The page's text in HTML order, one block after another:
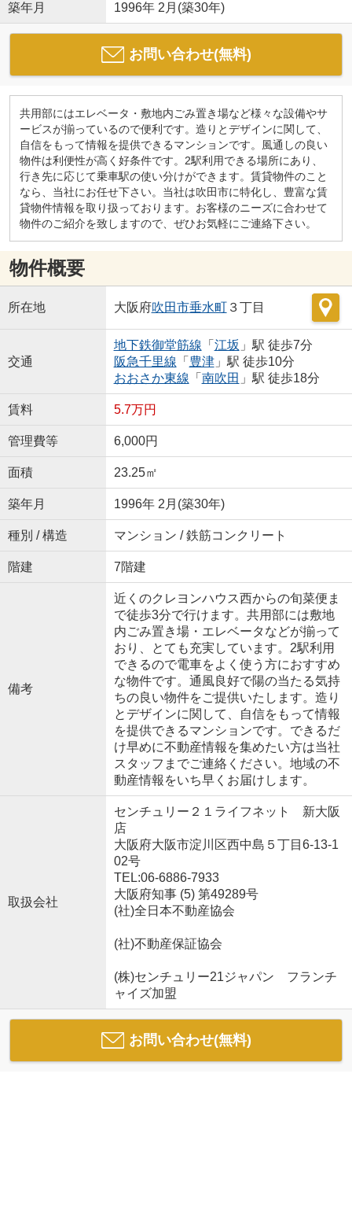
築年月 1996年 2月(築30年)
お問い合わせ(無料)
共用部にはエレベータ・敷地内ごみ置き場など様々な設備やサ
ービスが揃っているので便利です。造りとデザインに関して、
自信をもって情報を提供できるマンションです。風通しの良い
物件は利便性が高く好条件です。2駅利用できる場所にあり、
行き先に応じて乗車駅の使い分けができます。賃貸物件のこと
なら、当社にお任せ下さい。当社は吹田市に特化し、豊富な賃
貸物件情報を取り扱っております。お客様のニーズに合わせて
物件のご紹介を致しますので、ぜひお気軽にご連絡下さい。
物件概要
所在地 大阪府吹田市垂水町３丁目
交通
地下鉄御堂筋線 「 江坂 」駅 徒歩7分
阪急千里線 「 豊津」駅 徒歩10分
おおさか東線 「 南吹田 」駅 徒歩18分
賃料 5.7万円
管理費等 6,000円
面積 23.25㎡
築年月 1996年 2月(築30年)
種別 / 構造 マンション / 鉄筋コンクリート
階建 7階建
備考
近くのクレヨンハウス西からの旬菜便ま
で徒歩3分で行けます。共用部には敷地
内ごみ置き場・エレベータなどが揃って
おり、とても充実しています。2駅利用
できるので電車をよく使う方におすすめ
な物件です。通風良好で陽の当たる気持
ちの良い物件をご提供いたします。造り
とデザインに関して、自信をもって情報
を提供できるマンションです。できるだ
け早めに不動産情報を集めたい方は当社
スタッフまでご連絡ください。地域の不
動産情報をいち早くお届けします。
取扱会社
センチュリー２１ライフネット 新大阪
店
大阪府大阪市淀川区西中島５丁目6-13-1
02号
TEL:06-6886-7933
大阪府知事 (5) 第49289号
(社)全日本不動産協会
(社)不動産保証協会
(株)センチュリー21ジャパン フランチ
ャイズ加盟
お問い合わせ(無料)